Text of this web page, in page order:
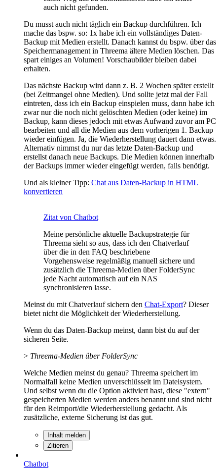
auch nicht gefunden.
Du musst auch nicht täglich ein Backup durchführen. Ich
mache das bspw. so: 1x habe ich ein vollständiges Daten-
Backup mit Medien erstellt. Danach kannst du bspw. über das
Speichermanagement in Threema ältere Medien löschen. Das
spart einiges an Volumen! Vorschaubilder bleiben dabei
erhalten.
Das nächste Backup wird dann z. B. 2 Wochen später erstellt
(bei Zeitmangel ohne Medien). Und sollte jetzt mal der Fall
eintreten, dass ich ein Backup einspielen muss, dann habe ich
zwar nur die noch nicht gelöschten Medien (oder keine) im
Backup, kann dieses jedoch mit etwas Aufwand zuvor am PC
bearbeiten und all die Medien aus dem vorherigen 1. Backup
wieder einfügen. Ja, die Wiederherstellung dauert dann etwas.
Alternativ nimmst du nur das letzte Daten-Backup und
erstellst danach neue Backups. Die Medien können innerhalb
der Backups immer wieder eingefügt werden, falls benötigt.
Und als kleiner Tipp: Chat aus Daten-Backup in HTML
konvertieren
Zitat von Chatbot
Meine persönliche aktuelle Backupstrategie für
Threema sieht so aus, dass ich den Chatverlauf
über die in den FAQ beschriebene
Vorgehensweise regelmäßig manuell sichere und
zusätzlich die Threema-Medien über FolderSync
jede Nacht automatisch auf ein NAS
synchronisieren lasse.
Meinst du mit Chatverlauf sichern den Chat-Export? Dieser
bietet nicht die Möglichkeit der Wiederherstellung.
Wenn du das Daten-Backup meinst, dann bist du auf der
sicheren Seite.
> Threema-Medien über FolderSync
Welche Medien meinst du genau? Threema speichert im
Normalfall keine Medien unverschlüsselt im Dateisystem.
Und selbst wenn du die Option aktiviert hast, diese "extern"
gespeicherten Medien werden anders benannt und sind nicht
für den Reimport/die Wiederherstellung gedacht. Als
zusätzliche, externe Sicherung ist das gut.
Inhalt melden
Zitieren
Chatbot